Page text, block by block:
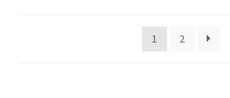
1 2